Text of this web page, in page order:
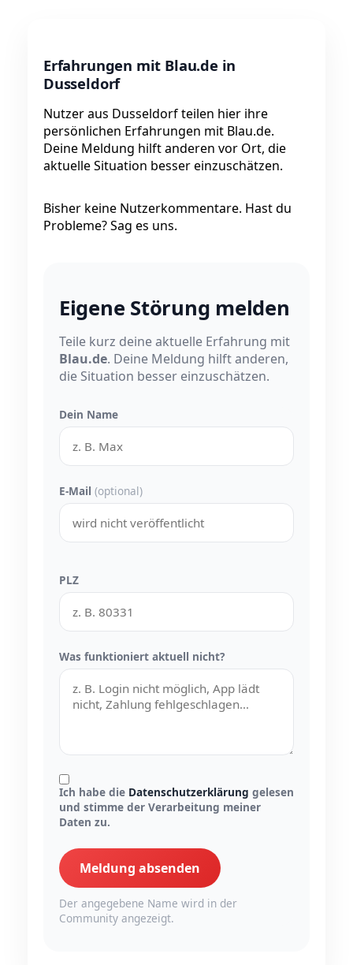
Erfahrungen mit Blau.de in
Dusseldorf
Nutzer aus Dusseldorf teilen hier ihre
persönlichen Erfahrungen mit Blau.de.
Deine Meldung hilft anderen vor Ort, die
aktuelle Situation besser einzuschätzen.
Bisher keine Nutzerkommentare. Hast du
Probleme? Sag es uns.
Eigene Störung melden
Teile kurz deine aktuelle Erfahrung mit
Blau.de. Deine Meldung hilft anderen,
die Situation besser einzuschätzen.
Dein Name
E-Mail (optional)
PLZ
Was funktioniert aktuell nicht?
Ich habe die Datenschutzerklärung gelesen
und stimme der Verarbeitung meiner
Daten zu.
Meldung absenden
Der angegebene Name wird in der
Community angezeigt.